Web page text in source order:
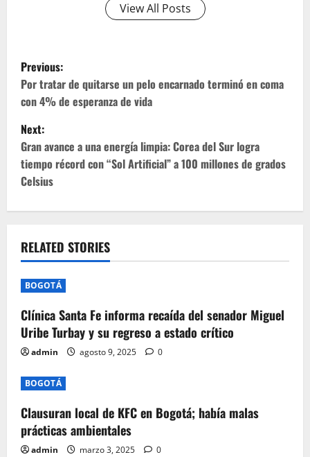
View All Posts
P
o
s
t
n
a
v
i
g
a
t
i
o
n
Previous:
Por tratar de quitarse un pelo encarnado terminó en coma
con 4% de esperanza de vida
Next:
Gran avance a una energía limpia: Corea del Sur logra
tiempo récord con “Sol Artificial” a 100 millones de grados
Celsius
RELATED STORIES
BOGOTÁ
Clínica Santa Fe informa recaída del senador Miguel
Uribe Turbay y su regreso a estado crítico
admin agosto 9, 2025 0
BOGOTÁ
Clausuran local de KFC en Bogotá; había malas
prácticas ambientales
admin marzo 3, 2025 0